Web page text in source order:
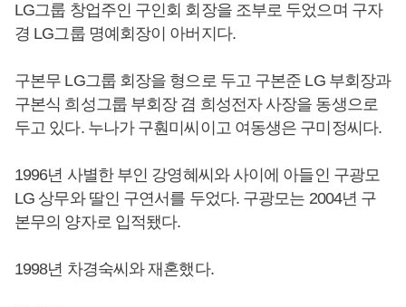
LG그룹 창업주인 구인회 회장을 조부로 두었으며 구자
경 LG그룹 명예회장이 아버지다.
구본무 LG그룹 회장을 형으로 두고 구본준 LG 부회장과
구본식 희성그룹 부회장 겸 희성전자 사장을 동생으로
두고 있다. 누나가 구훤미씨이고 여동생은 구미정씨다.
1996년 사별한 부인 강영혜씨와 사이에 아들인 구광모
LG 상무와 딸인 구연서를 두었다. 구광모는 2004년 구
본무의 양자로 입적됐다.
1998년 차경숙씨와 재혼했다.